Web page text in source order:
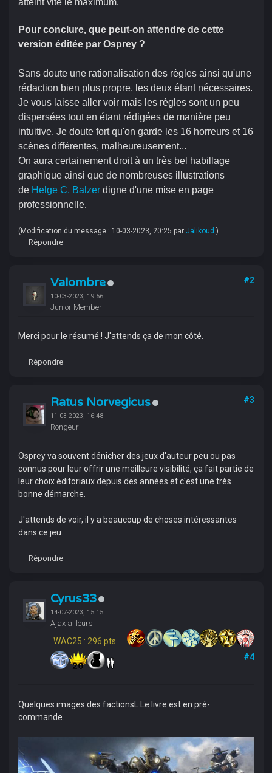
atteint vite le maximum.
Pour conclure, que peut-on attendre de cette
version éditée par Osprey ?
Sans doute une rationalisation des règles ainsi qu'une
rédaction bien plus propre, les deux étant nécessaires.
Je vous laisse aller voir mais les règles sont un peu
dispersées tout en étant rédigées de manière peu
intuitive. Je doute fort qu'on garde les 16 horreurs et 16
scènes différentes, malheureusement...
On aura certainement droit à un très bel habillage
graphique ainsi que de nombreuses illustrations
de Helge C. Balzerdigne d'une mise en page
professionnelle.
(Modification du message : 10-03-2023, 20:25 par Jalikoud .)
Répondre
Valombre
10-03-2023, 19:56
Junior Member
#2
Merci pour le résumé ! J'attends ça de mon côté.
Répondre
Ratus Norvegicus
11-03-2023, 16:48
Rongeur
#3
Osprey va souvent dénicher des jeux d'auteur peu ou pas
connus pour leur offrir une meilleure visibilité, ça fait partie de
leur choix éditoriaux depuis des années et c'est une très
bonne démarche.
J'attends de voir, il y a beaucoup de choses intéressantes
dans ce jeu.
Répondre
Cyrus33
14-07-2023, 15:15
Ajax ailleurs
WAC25 : 296 pts
#4
Quelques images des factionsL Le livre est en pré-
commande.